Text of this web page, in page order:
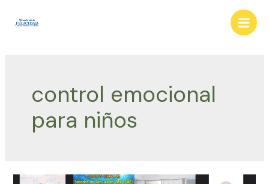
Main
control emocional
para niños